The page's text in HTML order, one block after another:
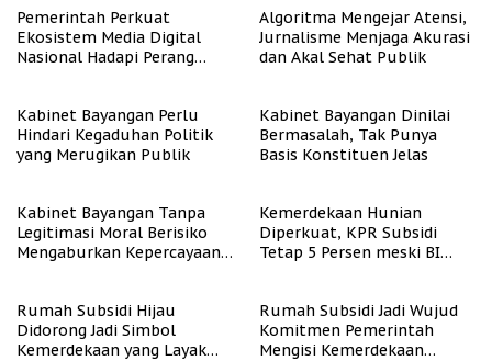
Pemerintah Perkuat
Ekosistem Media Digital
Nasional Hadapi Perang
Algoritma Mengejar Atensi,
Jurnalisme Menjaga Akurasi
dan Akal Sehat Publik
Kabinet Bayangan Perlu
Hindari Kegaduhan Politik
yang Merugikan Publik
Kabinet Bayangan Dinilai
Bermasalah, Tak Punya
Basis Konstituen Jelas
Kabinet Bayangan Tanpa
Legitimasi Moral Berisiko
Mengaburkan Kepercayaan
Kemerdekaan Hunian
Diperkuat, KPR Subsidi
Tetap 5 Persen meski BI
Rumah Subsidi Hijau
Didorong Jadi Simbol
Kemerdekaan yang Layak
Rumah Subsidi Jadi Wujud
Komitmen Pemerintah
Mengisi Kemerdekaan